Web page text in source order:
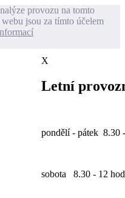
provozu na tomto
jsou za tímto účelem
X
Letní
pondělí - pátek 8.30
sobota 8.30 - 12 hod